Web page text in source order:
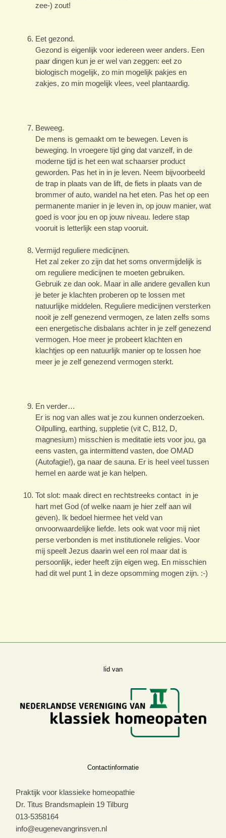
zee-) zout!
Eet gezond.
Gezond is eigenlijk voor iedereen weer anders. Een
paar dingen kun je er wel van zeggen: eet zo
biologisch mogelijk, zo min mogelijk pakjes en
zakjes, zo min mogelijk vlees, veel plantaardig.
Beweeg.
De mens is gemaakt om te bewegen. Leven is
beweging. In vroegere tijd ging dat vanzelf, in de
moderne tijd is het een wat schaarser product
geworden. Pas het in in je leven. Neem bijvoorbeeld
de trap in plaats van de lift, de fiets in plaats van de
brommer of auto, wandel na het eten. Pas het op een
permanente manier in je leven in, op jouw manier, wat
goed is voor jou en op jouw niveau. Iedere stap
vooruit is letterlijk een stap vooruit.
Vermijd reguliere medicijnen.
Het zal zeker zo zijn dat het soms onvermijdelijk is
om reguliere medicijnen te moeten gebruiken.
Gebruik ze dan ook. Maar in alle andere gevallen kun
je beter je klachten proberen op te lossen met
natuurlijke middelen. Reguliere medicijnen versterken
nooit je zelf genezend vermogen, ze laten zelfs soms
een energetische disbalans achter in je zelf genezend
vermogen. Hoe meer je probeert klachten en
klachtjes op een natuurlijk manier op te lossen hoe
meer je je zelf genezend vermogen sterkt.
En verder…
Er is nog van alles wat je zou kunnen onderzoeken.
Oilpulling, earthing, suppletie (vit C, B12, D,
magnesium) misschien is meditatie iets voor jou, ga
eens vasten, ga intermittend vasten, doe OMAD
(Autofagie!), ga naar de sauna. Er is heel veel tussen
hemel en aarde wat je kan helpen.
Tot slot: maak direct en rechtstreeks contact in je
hart met God (of welke naam je hier zelf aan wil
geven). Ik bedoel hiermee het veld van
onvoorwaardelijke liefde. Iets ook wat voor mij niet
perse verbonden is met institutionele religies. Voor
mij speelt Jezus daarin wel een rol maar dat is
persoonlijk, ieder heeft zijn eigen weg. En misschien
had dit wel punt 1 in deze opsomming mogen zijn. :-)
lid van
Contactinformatie
Praktijk voor klassieke homeopathie
Dr. Titus Brandsmaplein 19 Tilburg
013-5358164
info@eugenevangrinsven.nl